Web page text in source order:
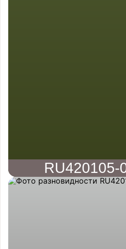
RU420105-